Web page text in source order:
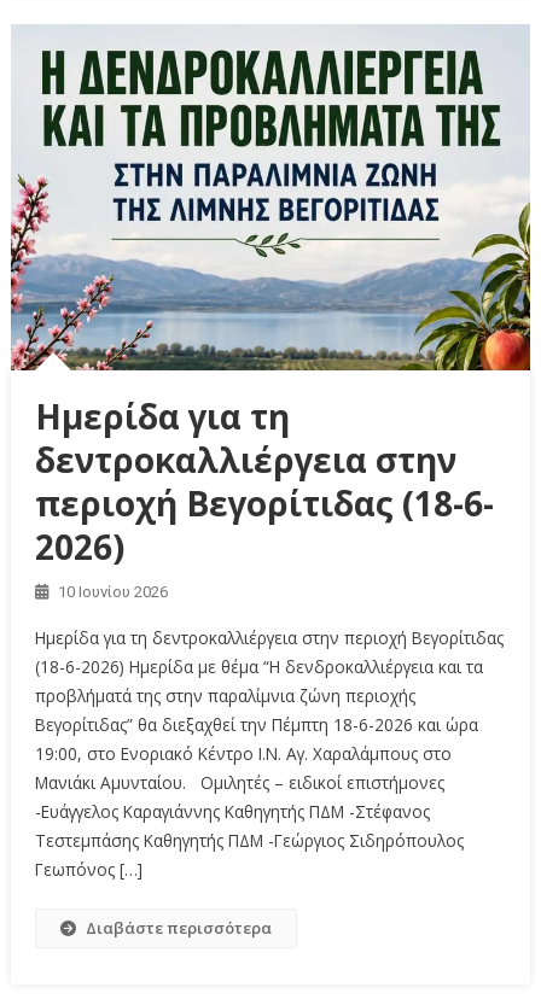
Ημερίδα για τη
δεντροκαλλιέργεια στην
περιοχή Βεγορίτιδας (18-6-
2026)
10 Ιουνίου 2026
Ημερίδα για τη δεντροκαλλιέργεια στην περιοχή Βεγορίτιδας
(18-6-2026) Ημερίδα με θέμα “Η δενδροκαλλιέργεια και τα
προβλήματά της στην παραλίμνια ζώνη περιοχής
Βεγορίτιδας” θα διεξαχθεί την Πέμπτη 18-6-2026 και ώρα
19:00, στο Ενοριακό Κέντρο Ι.Ν. Αγ. Χαραλάμπους στο
Μανιάκι Αμυνταίου. Ομιλητές – ειδικοί επιστήμονες
-Ευάγγελος Καραγιάννης Καθηγητής ΠΔΜ -Στέφανος
Τεστεμπάσης Καθηγητής ΠΔΜ -Γεώργιος Σιδηρόπουλος
Γεωπόνος […]
Διαβάστε περισσότερα